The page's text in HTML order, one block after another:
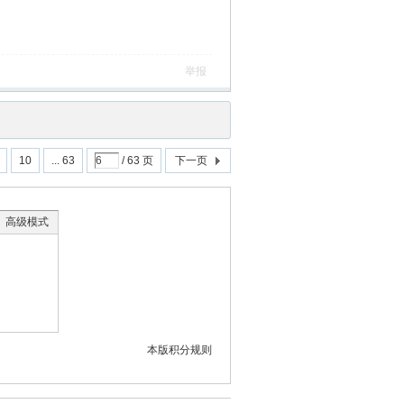
举报
10 ... 63 / 63 页 下一页
高级模式
本版积分规则